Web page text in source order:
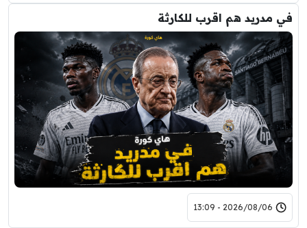
في مدريد هم اقرب للكارثة
2026/08/06 - 13:09